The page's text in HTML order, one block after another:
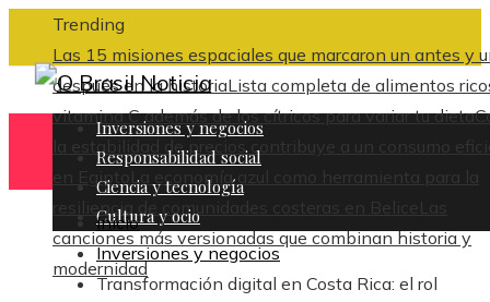
Trending
Las 15 misiones espaciales que marcaron un antes y
después en la historiaLista completa de alimentos
vitamina C además de los cítricos para variar tu dieta
la estabilidad de precios contribuye a un consumo
en Egipto La economía azul como herramienta para la
resiliencia de comunidades costeras en Belice Las
canciones más versionadas que combinan historia y
modernidad
Inversiones y negocios
Responsabilidad social
Ciencia y tecnología
Cultura y ocio
Inicio
Inversiones y negocios
Transformación digital en Costa Rica: el rol